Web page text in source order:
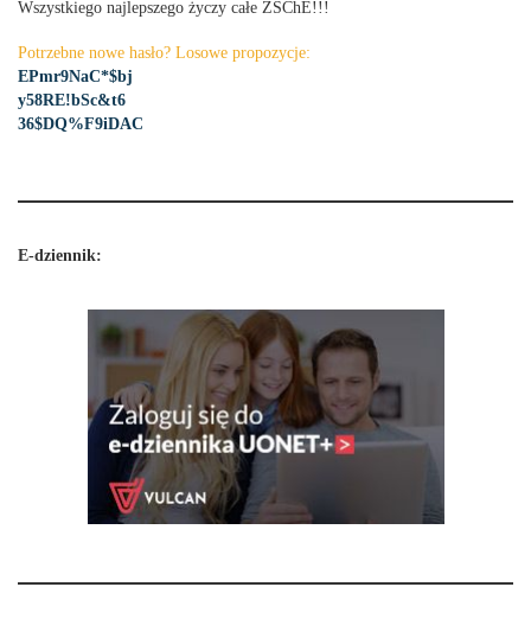
Wszystkiego najlepszego życzy całe ZSChE!!!
Potrzebne nowe hasło? Losowe propozycje:
EPmr9NaC*$bj
y58RE!bSc&t6
36$DQ%F9iDAC
E-dziennik: